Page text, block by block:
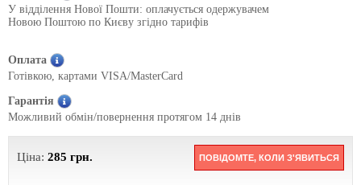
У відділення Нової Пошти: оплачується одержувачем
Новою Поштою по Києву згідно тарифів
Оплата
Готівкою, картами VISA/MasterCard
Гарантія
Можливий обмін/повернення протягом 14 днів
Ціна: 285 грн. ПОВІДОМТЕ, КОЛИ З'ЯВИТЬСЯ